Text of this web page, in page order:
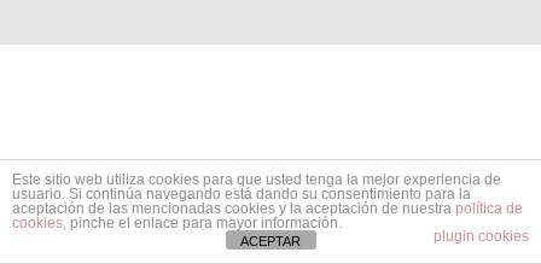
Este sitio web utiliza cookies para que usted tenga la mejor experiencia de
usuario. Si continúa navegando está dando su consentimiento para la
aceptación de las mencionadas cookies y la aceptación de nuestra política de
cookies, pinche el enlace para mayor información.
plugin cookies
ACEPTAR